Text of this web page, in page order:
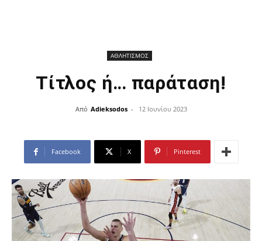
ΑΘΛΗΤΙΣΜΟΣ
Τίτλος ή… παράταση!
Από Adieksodos - 12 Ιουνίου 2023
Facebook X Pinterest